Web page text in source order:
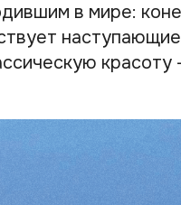
в мире:
красоту